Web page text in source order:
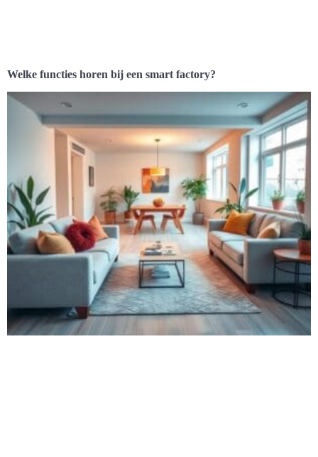
Welke functies horen bij een smart factory?